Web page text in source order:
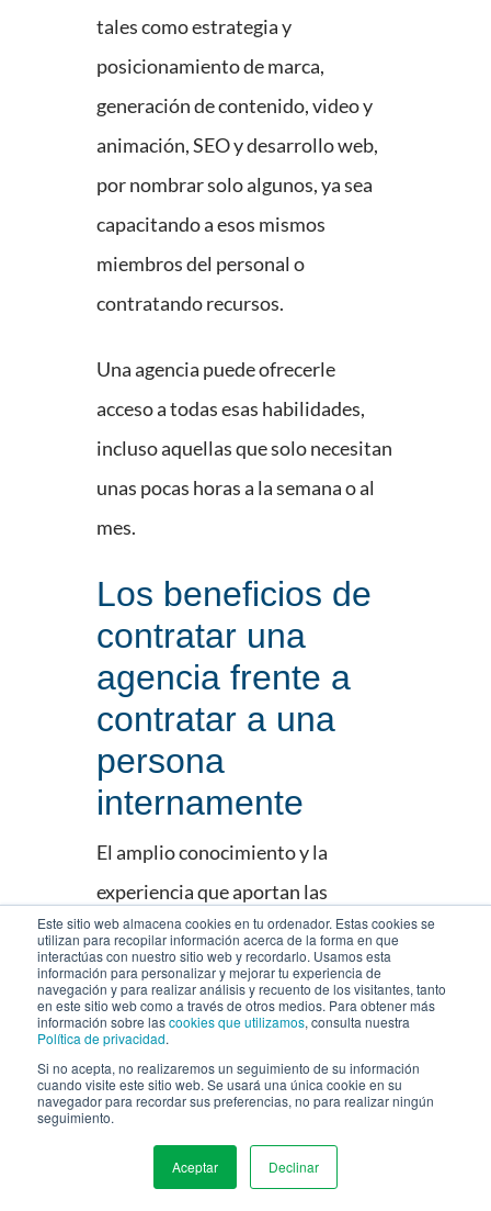
Este sitio web almacena cookies en tu ordenador. Estas cookies se
utilizan para recopilar información acerca de la forma en que
interactúas con nuestro sitio web y recordarlo. Usamos esta
información para personalizar y mejorar tu experiencia de
navegación y para realizar análisis y recuento de los visitantes, tanto
en este sitio web como a través de otros medios. Para obtener más
información sobre lascookies que utilizamos, consulta nuestra
Política de privacidad.
Si no acepta, no realizaremos un seguimiento de su información
cuando visite este sitio web. Se usará una única cookie en su
navegador para recordar sus preferencias, no para realizar ningún
seguimiento.
Aceptar Declinar
tales como estrategia y
posicionamiento de marca,
generación de contenido, video y
animación, SEO y desarrollo web,
por nombrar solo algunos, ya sea
capacitando a esos mismos
miembros del personal o
contratando recursos.
Una agencia puede ofrecerle
acceso a todas esas habilidades,
incluso aquellas que solo necesitan
unas pocas horas a la semana o al
mes.
Los beneficios de
contratar una
agencia frente a
contratar a una
persona
internamente
El amplio conocimiento y la
experiencia que aportan las
agencias profesionales es quizás su
mayor ventaja. Los empleados de la
agencia comen, duermen y respiran
en las redes sociales y tienen una
amplia experiencia en numerosas
industrias. Tienen un
conocimiento profundo de las